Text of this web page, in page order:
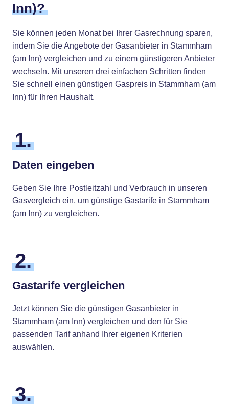
Inn)?
Sie können jeden Monat bei Ihrer Gasrechnung sparen,
indem Sie die Angebote der Gasanbieter in Stammham
(am Inn) vergleichen und zu einem günstigeren Anbieter
wechseln. Mit unseren drei einfachen Schritten finden
Sie schnell einen günstigen Gaspreis in Stammham (am
Inn) für Ihren Haushalt.
1.
Daten eingeben
Geben Sie Ihre Postleitzahl und Verbrauch in unseren
Gasvergleich ein, um günstige Gastarife in Stammham
(am Inn) zu vergleichen.
2.
Gastarife vergleichen
Jetzt können Sie die günstigen Gasanbieter in
Stammham (am Inn) vergleichen und den für Sie
passenden Tarif anhand Ihrer eigenen Kriterien
auswählen.
3.